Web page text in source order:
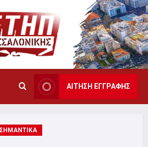
ΑΙΤΗΣΗ ΕΓΓΡΑΦΗΣ
ΣΗΜΑΝΤΙΚΑ